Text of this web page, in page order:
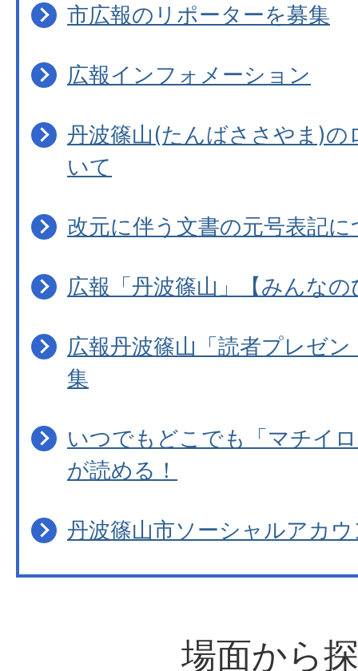
市広報のリポーターを募集
広報インフォメーション
丹波篠山(たんばささやま)の
いて
改元に伴う文書の元号表記
広報「丹波篠山」【みんな
広報丹波篠山「読者プレゼ
集
いつでもどこでも「マチイ
が読める！
丹波篠山市ソーシャルアカ
場面から